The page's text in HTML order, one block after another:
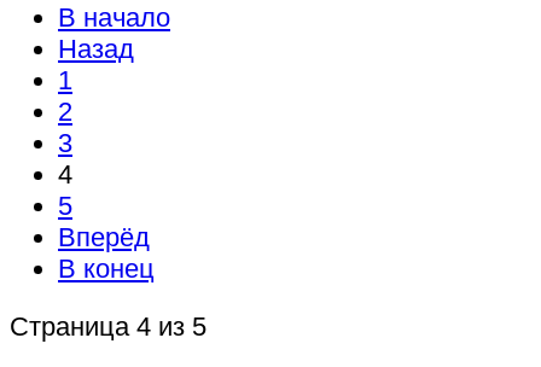
В начало
Назад
1
2
3
4
5
Вперёд
В конец
Страница 4 из 5